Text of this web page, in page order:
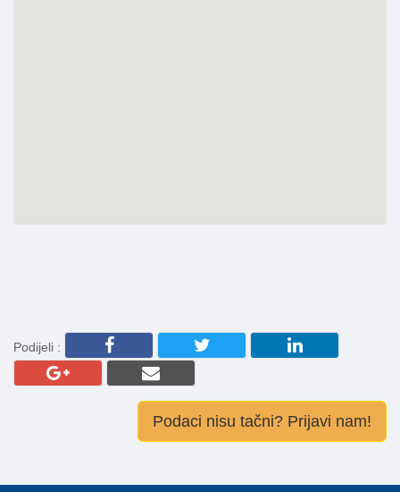
Podijeli :
Podaci nisu tačni? Prijavi nam!